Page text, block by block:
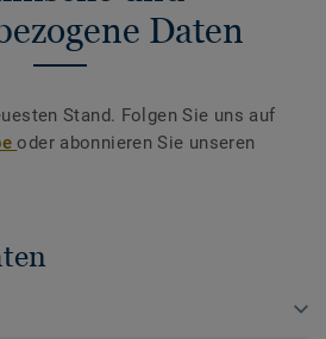
Daten
Stand. Folgen Sie uns auf
oder abonnieren Sie unseren